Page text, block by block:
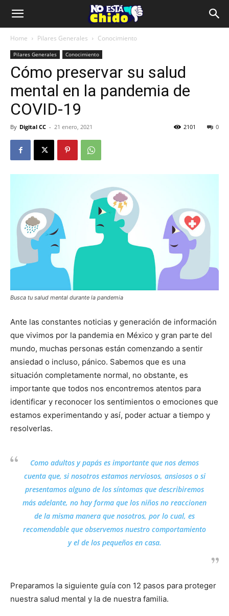
Home Pilares Generales Conocimiento
Pilares Generales Conocimiento
Cómo preservar su salud
mental en la pandemia de
COVID-19
By Digital CC - 21 enero, 2021 0
2101
Busca tu salud mental durante la pandemia
Ante las constantes noticias y generación de información
que vivimos por la pandemia en México y gran parte del
mundo, muchas personas están comenzando a sentir
ansiedad o incluso, pánico. Sabemos que es una
situación completamente normal, no obstante, es
importante que todos nos encontremos atentos para
identificar y reconocer los sentimientos o emociones que
estamos experimentando y así, poder actuar a tiempo y
resolverlas.
Como adultos y papás es importante que nos demos
cuenta que, si nosotros estamos nerviosos, ansiosos o si
presentamos alguno de los síntomas que describiremos
más adelante, no hay forma que los niños no reaccionen
de la misma manera que nosotros, por lo cual, es
recomendable que observemos nuestro comportamiento
y el de los pequeños en casa.
Preparamos la siguiente guía con 12 pasos para proteger
nuestra salud mental y la de nuestra familia.